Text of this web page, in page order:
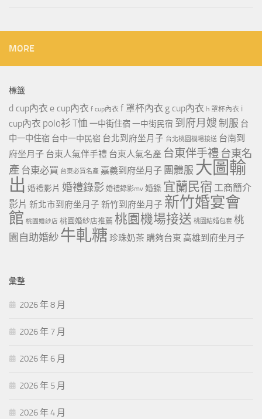
MORE
標籤
d cup內衣 e cup內衣 f cup內衣 f 罩杯內衣 g cup內衣 h 罩杯內衣 i
cup內衣 polo衫 T恤 一中街住宿一中街民宿 到府月嫂 制服 台
中一中住宿 台中一中民宿 台北到府坐月子 台北桃園機場接送 台南到
府坐月子 台東人氣伴手禮 台東人氣名產 台東伴手禮 台東名
產 台東必買 台東必買名產 嘉義到府坐月子 團體服 大圖輸
出 婚禮影片 婚禮錄影 婚禮錄影mv 婚錄 宜蘭民宿 工商簡介
影片 新北市到府坐月子 新竹到府坐月子 新竹婚宴會
館 桃園婚紗店 桃園婚紗店推薦 桃園機場接送 桃園結婚包套 桃
園自助婚紗 牛軋糖 珍珠奶茶 購夠台東 高雄到府坐月子
彙整
2026 年 8 月
2026 年 7 月
2026 年 6 月
2026 年 5 月
2026 年 4 月